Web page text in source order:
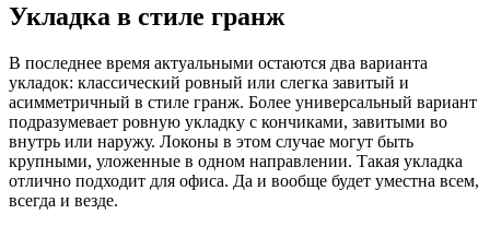
Укладка в стиле гранж
В последнее время актуальными остаются два варианта
укладок: классический ровный или слегка завитый и
асимметричный в стиле гранж. Более универсальный вариант
подразумевает ровную укладку с кончиками, завитыми во
внутрь или наружу. Локоны в этом случае могут быть
крупными, уложенные в одном направлении. Такая укладка
отлично подходит для офиса. Да и вообще будет уместна всем,
всегда и везде.